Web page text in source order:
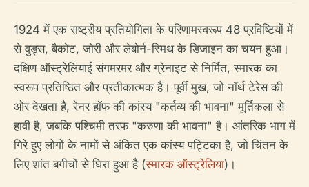
1924 में एक राष्ट्रीय प्रतियोगिता के परिणामस्वरूप 48 प्रविष्टियों में
से वुड्स, बैकोट, जोरी और लेबोर्न-स्मिथ के डिजाइन का चयन हुआ।
दक्षिण ऑस्ट्रेलियाई संगमरमर और ग्रेनाइट से निर्मित, स्मारक का
स्वरूप प्रतिष्ठित और प्रतीकात्मक है। पूर्वी मुख, जो नॉर्थ टेरेस की
ओर देखता है, रेनर हॉफ की कांस्य "कर्तव्य की भावना" मूर्तिकला से
हावी है, जबकि पश्चिमी तरफ "करुणा की भावना" है। आंतरिक भाग में
गिरे हुए लोगों के नामों से अंकित एक कांस्य पट्टिका है, जो चिंतन के
लिए शांत बगीचों से घिरा हुआ है (स्मारक ऑस्ट्रेलिया)।